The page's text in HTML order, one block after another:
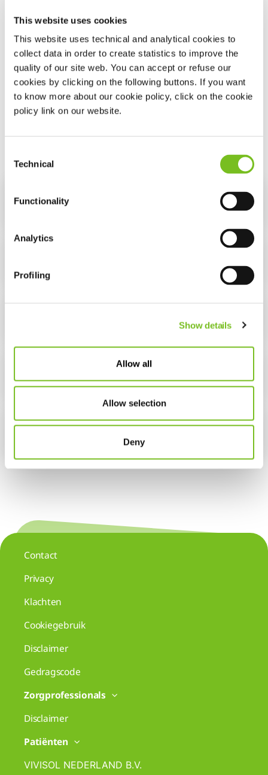
This website uses cookies
This website uses technical and analytical cookies to
collect data in order to create statistics to improve the
quality of our site web. You can accept or refuse our
cookies by clicking on the following buttons. If you want
to know more about our cookie policy, click on the cookie
policy link on our website.
Selection
Technical
Functionality
Analytics
Profiling
Show details
Allow all
Allow selection
Deny
Uw toestemming is nodig.
Via het online formulier kunt u toestemming geven als u
dat wilt. Ook vindt u daar uitgebreide uitleg over de
beveiliging en het beheer van uw gegevens. Daarnaast
staat hier beschreven op welke manier wij met uw
gegevens omgaan, inclusief de beveiliging hiervan.
De MRA-beugels
Contact
Privacy
Klachten
Cookiegebruik
Disclaimer
Gedragscode
Zorgprofessionals
Disclaimer
Patiënten
VIVISOL NEDERLAND B.V.